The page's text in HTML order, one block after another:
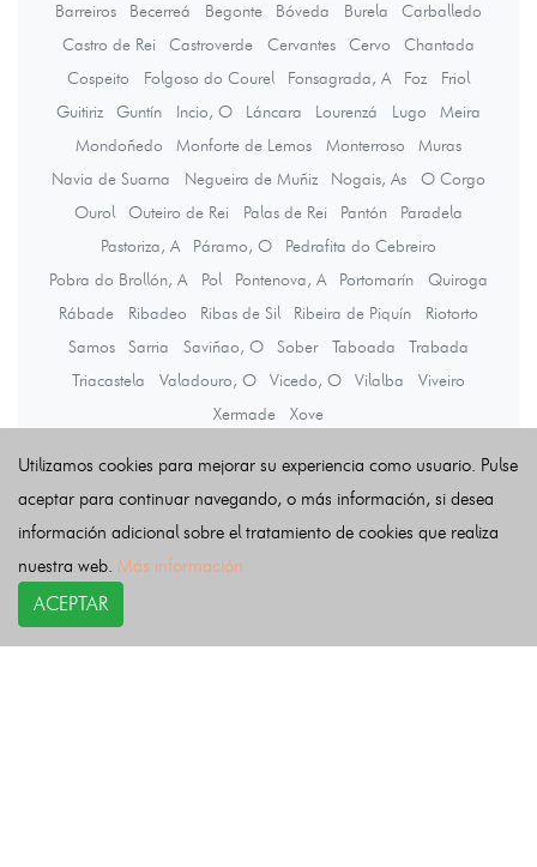
Barreiros
Becerreá Begonte Bóveda Burela
Carballedo
Castro de Rei
Castroverde Cervantes Cervo
Chantada
Cospeito
Folgoso do Courel Fonsagrada, A Foz
Friol
Guitiriz
Guntín Incio, O Láncara Lourenzá Lugo
Meira
Mondoñedo
Monforte de Lemos Monterroso
Muras
Navia de Suarna
Negueira de Muñiz Nogais, As
O Corgo
Ourol
Outeiro de Rei Palas de Rei Pantón
Paradela
Pastoriza, A
Páramo, O
Pedrafita do Cebreiro
Pobra do Brollón, A
Pol Pontenova, A Portomarín
Quiroga
Rábade
Ribadeo Ribas de Sil Ribeira de Piquín
Riotorto
Samos
Sarria Saviñao, O Sober Taboada
Trabada
Triacastela
Valadouro, O Vicedo, O Vilalba
Viveiro
Xermade
Xove
Últimas noticias
Utilizamos cookies para mejorar su experiencia como usuario. Pulse
aceptar para continuar navegando, o más información, si desea
información adicional sobre el tratamiento de cookies que realiza
nuestra web. Más información
ACEPTAR